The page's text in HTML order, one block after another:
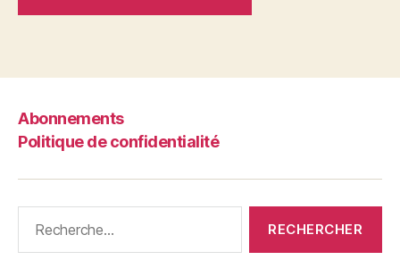
Abonnements
Politique de confidentialité